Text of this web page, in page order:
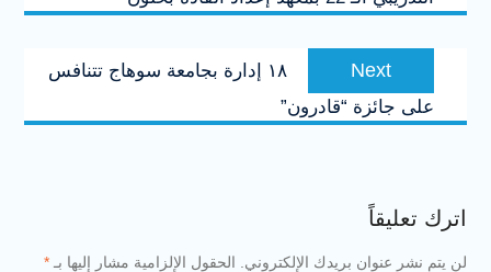
Next
Next
post:
١٨ إدارة بجامعة سوهاج تتنافس
على جائزة “قادرون”
اترك تعليقاً
لن يتم نشر عنوان بريدك الإلكتروني. الحقول الإلزامية مشار إليها بـ *